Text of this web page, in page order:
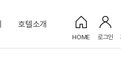
켄싱턴 캐시
호텔소개
HOME 로그인